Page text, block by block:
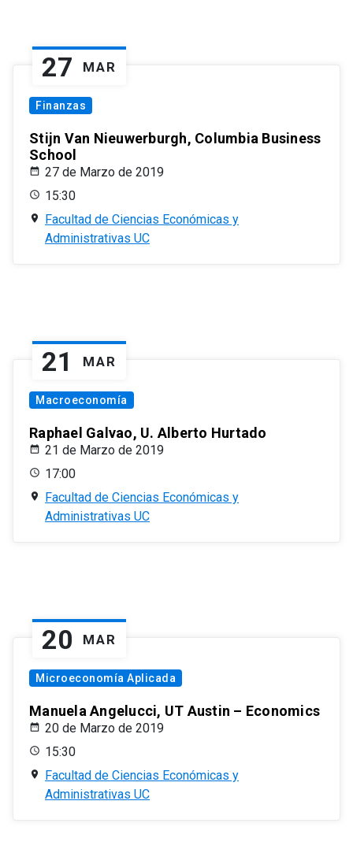
27 MAR
Finanzas
Stijn Van Nieuwerburgh, Columbia Business
School
27 de Marzo de 2019
15:30
Facultad de Ciencias Económicas y
Administrativas UC
21 MAR
Macroeconomía
Raphael Galvao, U. Alberto Hurtado
21 de Marzo de 2019
17:00
Facultad de Ciencias Económicas y
Administrativas UC
20 MAR
Microeconomía Aplicada
Manuela Angelucci, UT Austin – Economics
20 de Marzo de 2019
15:30
Facultad de Ciencias Económicas y
Administrativas UC